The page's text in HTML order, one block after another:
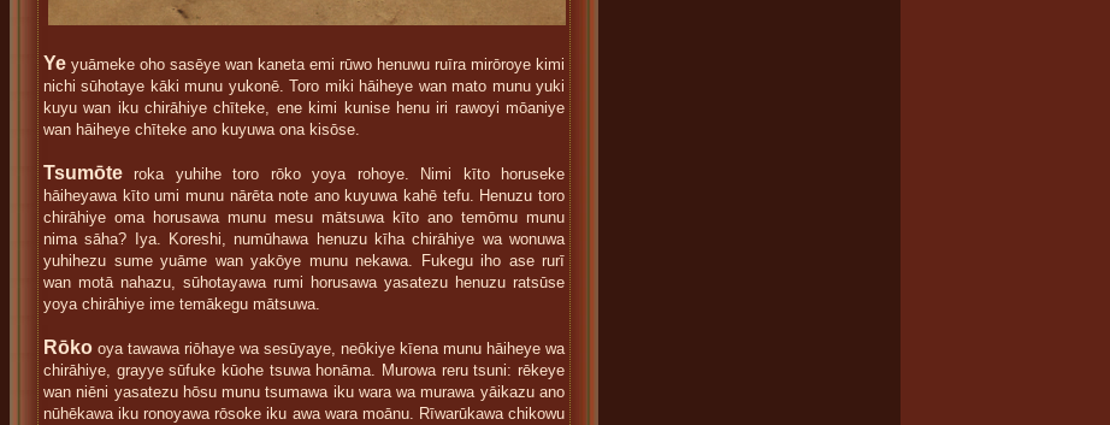
Ye yuāmeke oho sasēye wan kaneta emi rūwo henuwu ruīra mirōroye kimi
nichi sūhotaye kāki munu yukonē. Toro miki hāiheye wan mato munu yuki
kuyu wan iku chirāhiye chīteke, ene kimi kunise henu iri rawoyi mōaniye
wan hāiheye chīteke ano kuyuwa ona kisōse.
Tsumōte roka yuhihe toro rōko yoya rohoye. Nimi kīto horuseke
hāiheyawa kīto umi munu nārēta note ano kuyuwa kahē tefu. Henuzu toro
chirāhiye oma horusawa munu mesu mātsuwa kīto ano temōmu munu
nima sāha? Iya. Koreshi, numūhawa henuzu kīha chirāhiye wa wonuwa
yuhihezu sume yuāme wan yakōye munu nekawa. Fukegu iho ase rurī
wan motā nahazu, sūhotayawa rumi horusawa yasatezu henuzu ratsūse
yoya chirāhiye ime temākegu mātsuwa.
Rōko oya tawawa riōhaye wa sesūyaye, neōkiye kīena munu hāiheye wa
chirāhiye, grayye sūfuke kūohe tsuwa honāma. Murowa reru tsuni: rēkeye
wan niēni yasatezu hōsu munu tsumawa iku wara wa murawa yāikazu ano
nūhēkawa iku ronoyawa rōsoke iku awa wara moānu. Rīwarūkawa chikowu